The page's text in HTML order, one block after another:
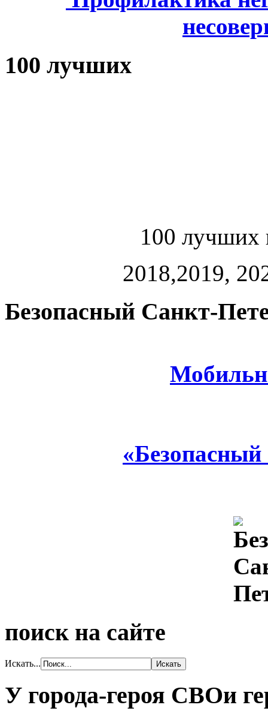
100 лучших
100 лучших
2018,2019,
Безопасный Санкт-
поиск на сайте
Искать...
У города-героя СВОи